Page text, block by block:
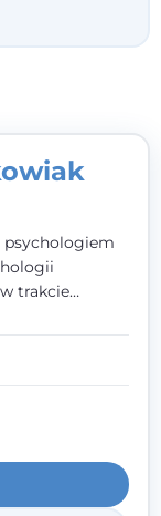
psychologiem
trakcie
członka
oraz
budowanie
zrozumienia w
dla nie jest